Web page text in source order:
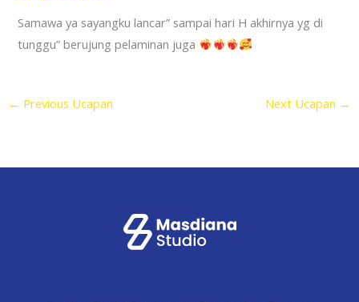
Samawa ya sayangku lancar” sampai hari H akhirnya yg di
tunggu” berujung pelaminan juga
← Previous Ucapan Next Ucapan →